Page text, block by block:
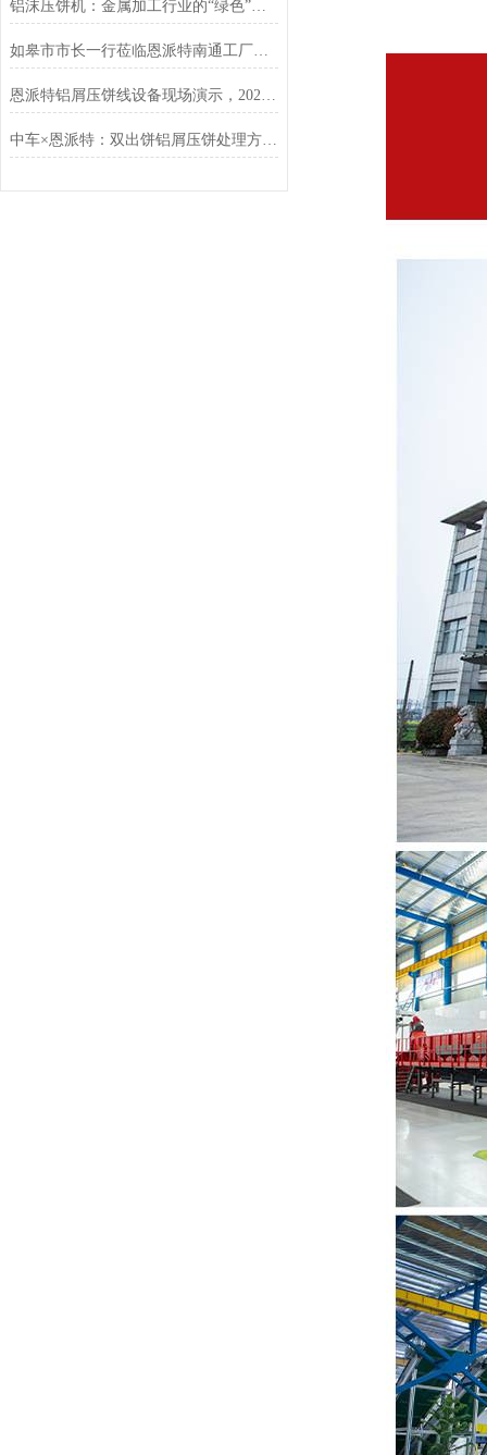
铝沫压饼机：金属加工行业的“绿色”增值引擎
如皋市市长一行莅临恩派特南通工厂调研指导
恩派特铝屑压饼线设备现场演示，2025年上海铝工业展现场人气狂飙
中车×恩派特：双出饼铝屑压饼处理方案落地，高效破解金属废屑难题！